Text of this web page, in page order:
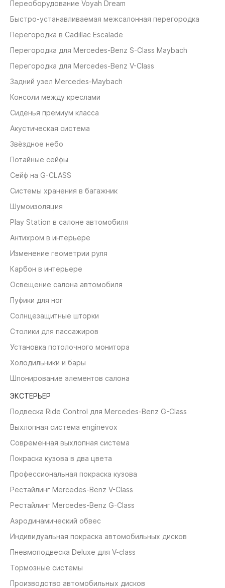
Переоборудование Voyah Dream
Быстро-устанавливаемая межсалонная перегородка
Перегородка в Cadillac Escalade
Перегородка для Mercedes-Benz S-Class Maybach
Перегородка для Mercedes-Benz V-Class
Задний узел Mercedes-Maybach
Консоли между креслами
Сиденья премиум класса
Акустическая система
Звёздное небо
Потайные сейфы
Сейф на G-CLASS
Системы хранения в багажник
Шумоизоляция
Play Station в салоне автомобиля
Антихром в интерьере
Изменение геометрии руля
Карбон в интерьере
Освещение салона автомобиля
Пуфики для ног
Солнцезащитные шторки
Столики для пассажиров
Установка потолочного монитора
Холодильники и бары
Шпонирование элементов салона
ЭКСТЕРЬЕР
Подвеска Ride Control для Mercedes-Benz G-Class
Выхлопная система enginevox
Современная выхлопная система
Покраска кузова в два цвета
Профессиональная покраска кузова
Рестайлинг Mercedes-Benz V-Class
Рестайлинг Mercedes-Benz G-Class
Аэродинамический обвес
Индивидуальная покраска автомобильных дисков
Пневмоподвеска Deluxe для V-class
Тормозные системы
Производство автомобильных дисков